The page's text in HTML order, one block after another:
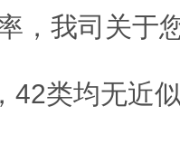
，我司关于
42类均无近